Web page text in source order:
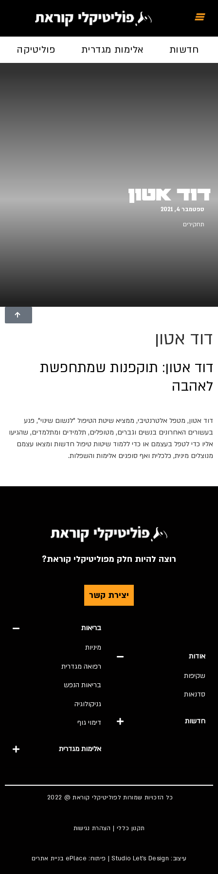
חדשות אלימות מגדרית פוליטיקה
דוד אטון
ספטמבר 4, 2021
תחקירים
דוד אטון
דוד אטון: תוקפנות שמתחפשת
לאהבה
דוד אטון, מטפל אלטרנטיבי, ממציא שיטת הטיפול "לנשום שינוי", פגע
בעשורים האחרונים בנשים וגברים, מטופלים, תלמידים ומתלמדים, שהגיעו
אליו כדי לטפל בעצמם או כדי ללמוד שיטות טיפול חדשות ומצאו עצמם
מנוצלים מינית, כלכלית ואף סופגים אלימות והשפלות.
רוצה להיות חלק מפוליטיקלי קוראת?
יצירת קשר
אודות
שקיפות
סדנאות
חדשות
בריאות
מיניות
רפואה מגדרית
בריאות הנפש
גניקולוגיה
דימוי גוף
אלימות מגדרית
כל הזכויות שמורות לפוליטיקלי קוראת @ 2022
תקנון כללי | הצהרת נגישות
עיצוב: Studio Let's Design| פיתוח: ePlace בניית אתרים